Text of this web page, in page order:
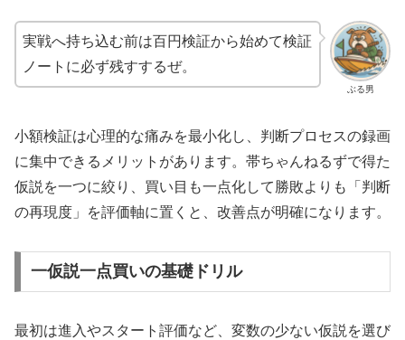
ぶる男
実戦へ持ち込む前は百円検証から始めて検証
ノートに必ず残すするぜ。
小額検証は心理的な痛みを最小化し、判断プロセスの録画
に集中できるメリットがあります。帯ちゃんねるずで得た
仮説を一つに絞り、買い目も一点化して勝敗よりも「判断
の再現度」を評価軸に置くと、改善点が明確になります。
一仮説一点買いの基礎ドリル
最初は進入やスタート評価など、変数の少ない仮説を選び